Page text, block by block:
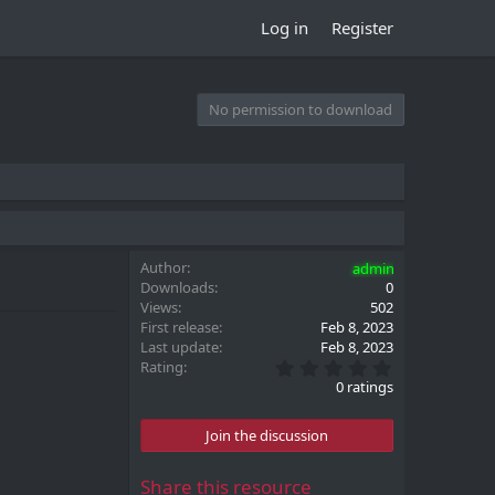
Log in Register
No permission to download
Author
admin
Downloads
0
Views
502
First release
Feb 8, 2023
Last update
Feb 8, 2023
Rating
.
0
t
0 ratings
Join the discussion
Share this resource